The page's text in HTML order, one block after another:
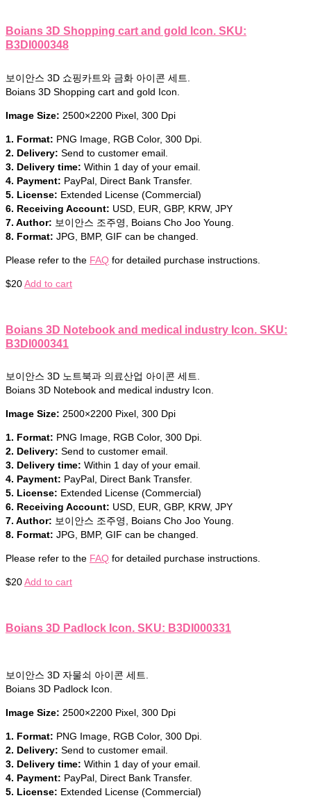
Boians 3D Shopping cart and gold Icon. SKU:
B3DI000348
보이안스 3D 쇼핑카트와 금화 아이콘 세트.
Boians 3D Shopping cart and gold Icon.
Image Size: 2500×2200 Pixel, 300 Dpi
1. Format: PNG Image, RGB Color, 300 Dpi.
2. Delivery: Send to customer email.
3. Delivery time: Within 1 day of your email.
4. Payment: PayPal, Direct Bank Transfer.
5. License: Extended License (Commercial)
6. Receiving Account: USD, EUR, GBP, KRW, JPY
7. Author: 보이안스 조주영, Boians Cho Joo Young.
8. Format: JPG, BMP, GIF can be changed.
Please refer to the FAQ for detailed purchase instructions.
$20Add to cart
Boians 3D Notebook and medical industry Icon. SKU:
B3DI000341
보이안스 3D 노트북과 의료산업 아이콘 세트.
Boians 3D Notebook and medical industry Icon.
Image Size: 2500×2200 Pixel, 300 Dpi
1. Format: PNG Image, RGB Color, 300 Dpi.
2. Delivery: Send to customer email.
3. Delivery time: Within 1 day of your email.
4. Payment: PayPal, Direct Bank Transfer.
5. License: Extended License (Commercial)
6. Receiving Account: USD, EUR, GBP, KRW, JPY
7. Author: 보이안스 조주영, Boians Cho Joo Young.
8. Format: JPG, BMP, GIF can be changed.
Please refer to the FAQ for detailed purchase instructions.
$20Add to cart
Boians 3D Padlock Icon. SKU: B3DI000331
보이안스 3D 자물쇠 아이콘 세트.
Boians 3D Padlock Icon.
Image Size: 2500×2200 Pixel, 300 Dpi
1. Format: PNG Image, RGB Color, 300 Dpi.
2. Delivery: Send to customer email.
3. Delivery time: Within 1 day of your email.
4. Payment: PayPal, Direct Bank Transfer.
5. License: Extended License (Commercial)